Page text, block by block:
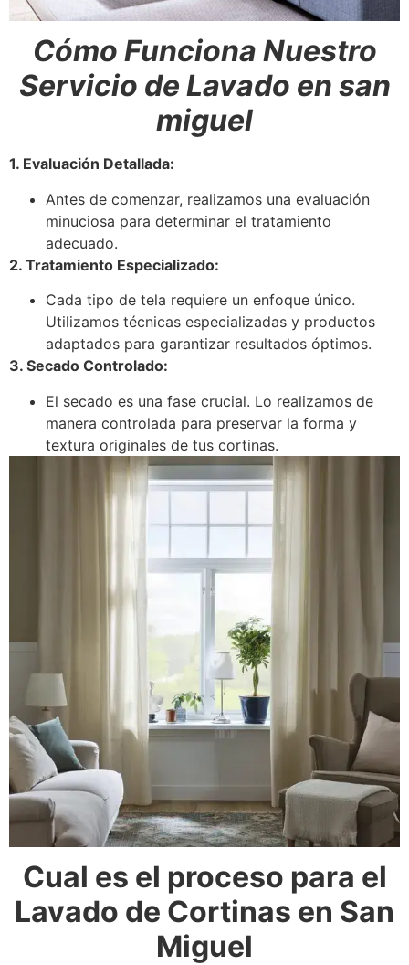
Cómo Funciona Nuestro
Servicio de Lavado en san
miguel
1. Evaluación Detallada:
Antes de comenzar, realizamos una evaluación
minuciosa para determinar el tratamiento
adecuado.
2. Tratamiento Especializado:
Cada tipo de tela requiere un enfoque único.
Utilizamos técnicas especializadas y productos
adaptados para garantizar resultados óptimos.
3. Secado Controlado:
El secado es una fase crucial. Lo realizamos de
manera controlada para preservar la forma y
textura originales de tus cortinas.
Cual es el proceso para el
Lavado de Cortinas en San
Miguel